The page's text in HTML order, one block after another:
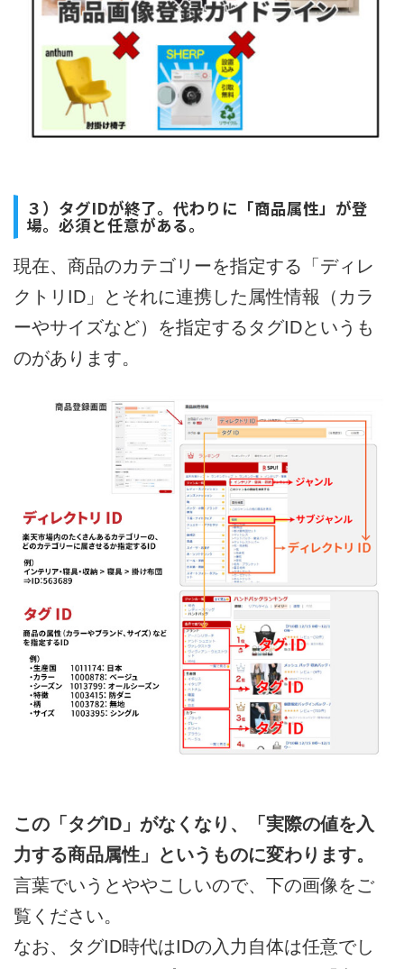
３）タグIDが終了。代わりに「商品属性」が登
場。必須と任意がある。
現在、商品のカテゴリーを指定する「ディレ
クトリID」とそれに連携した属性情報（カラ
ーやサイズなど）を指定するタグIDというも
のがあります。
この「タグID」がなくなり、「実際の値を入
力する商品属性」というものに変わります。
言葉でいうとややこしいので、下の画像をご
覧ください。
なお、タグID時代はIDの入力自体は任意でし